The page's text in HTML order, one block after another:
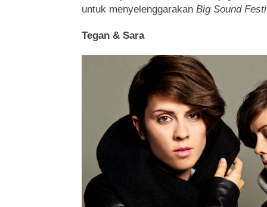
untuk menyelenggarakan Big Sound
Tegan & Sara